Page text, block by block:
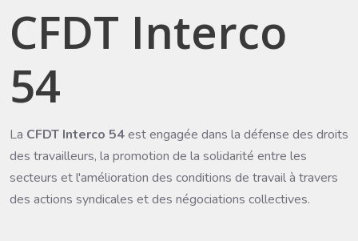
CFDT Interco
54
La CFDT Interco 54est engagée dans la défense des droits
des travailleurs, la promotion de la solidarité entre les
secteurs et l'amélioration des conditions de travail à travers
des actions syndicales et des négociations collectives.